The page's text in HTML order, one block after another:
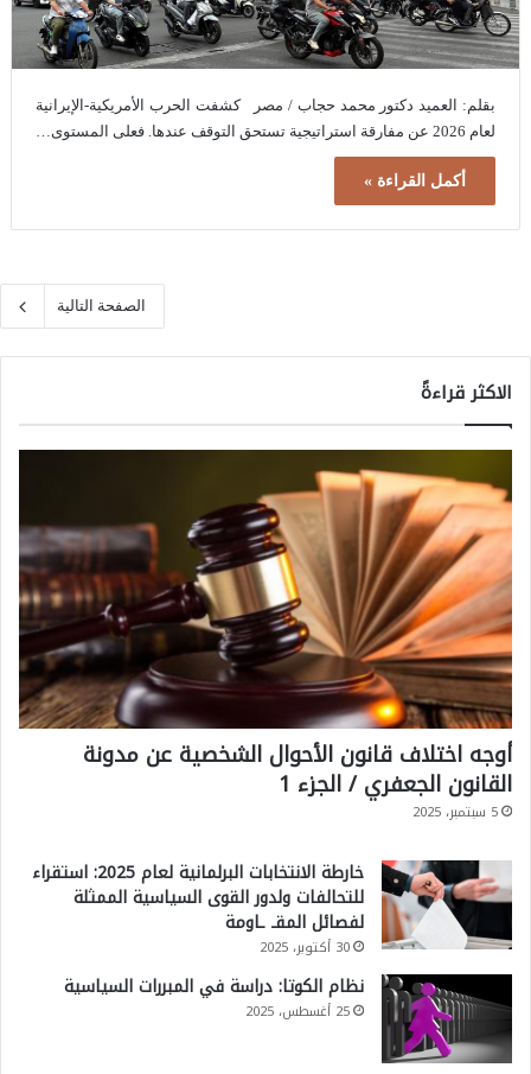
بقلم: العميد دكتور محمد حجاب / مصر كشفت الحرب الأمريكية-الإيرانية
لعام 2026 عن مفارقة استراتيجية تستحق التوقف عندها. فعلى المستوى…
أكمل القراءة »
الصفحة التالية
الاكثر قراءةً
أوجه اختلاف قانون الأحوال الشخصية عن مدونة
القانون الجعفري / الجزء 1
5 سبتمبر، 2025
خارطة الانتخابات البرلمانية لعام 2025: استقراء
للتحالفات ولدور القوى السياسية الممثلة
لفصائل المقـ ـاومة
30 أكتوبر، 2025
نظام الكوتا: دراسة في المبررات السياسية
25 أغسطس، 2025